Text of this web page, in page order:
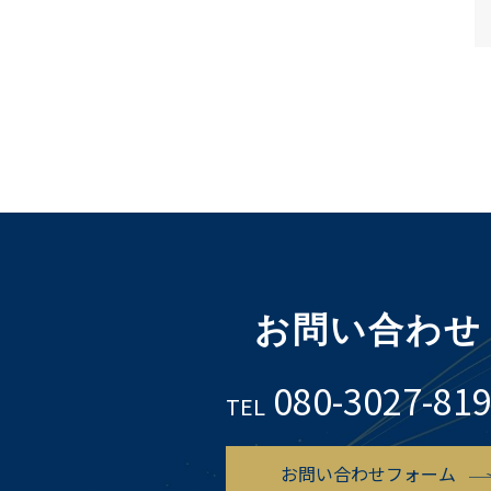
お問い合わせ
TEL 080-3027-
お問い合わせフォーム